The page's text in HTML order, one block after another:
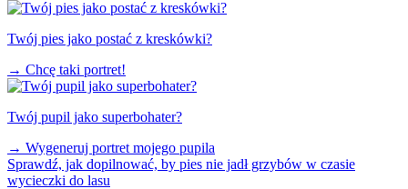
Twój pies jako postać z kreskówki?
→ Chcę taki portret!
Twój pupil jako superbohater?
→ Wygeneruj portret mojego pupila
Sprawdź, jak dopilnować, by pies nie jadł grzybów w czasie
wycieczki do lasu